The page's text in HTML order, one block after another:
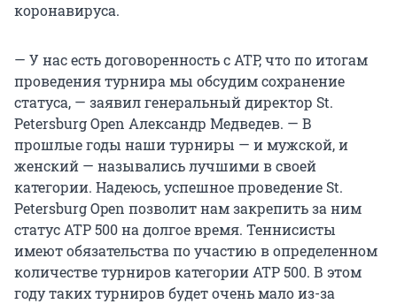
коронавируса.
— У нас есть договоренность с ATP, что по итогам
проведения турнира мы обсудим сохранение
статуса, — заявил генеральный директор St.
Petersburg Open Александр Медведев. — В
прошлые годы наши турниры — и мужской, и
женский — назывались лучшими в своей
категории. Надеюсь, успешное проведение St.
Petersburg Open позволит нам закрепить за ним
статус ATP 500 на долгое время. Теннисисты
имеют обязательства по участию в определенном
количестве турниров категории ATP 500. В этом
году таких турниров будет очень мало из-за